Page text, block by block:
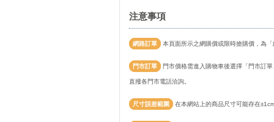
注意事項
網路訂單 本頁面所示之網購價或限時搶購價，為
門市訂單 門市價格需進入購物車後選擇「門市訂
直撥各門市電話洽詢。
尺寸誤差範圍 在本網站上的商品尺寸可能存在